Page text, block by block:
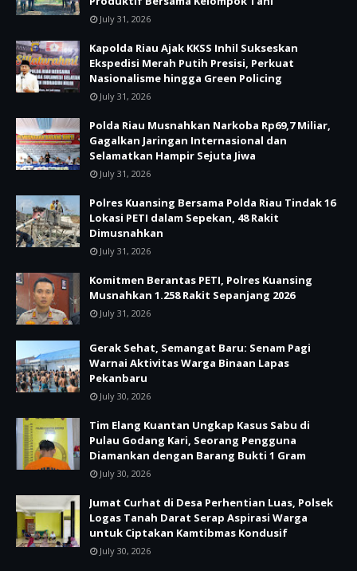
July 31, 2026
Kapolda Riau Ajak KKSS Inhil Sukseskan
Ekspedisi Merah Putih Presisi, Perkuat
Nasionalisme hingga Green Policing
July 31, 2026
Polda Riau Musnahkan Narkoba Rp69,7 Miliar,
Gagalkan Jaringan Internasional dan
Selamatkan Hampir Sejuta Jiwa
July 31, 2026
Polres Kuansing Bersama Polda Riau Tindak 16
Lokasi PETI dalam Sepekan, 48 Rakit
Dimusnahkan
July 31, 2026
Komitmen Berantas PETI, Polres Kuansing
Musnahkan 1.258 Rakit Sepanjang 2026
July 31, 2026
Gerak Sehat, Semangat Baru: Senam Pagi
Warnai Aktivitas Warga Binaan Lapas
Pekanbaru
July 30, 2026
Tim Elang Kuantan Ungkap Kasus Sabu di
Pulau Godang Kari, Seorang Pengguna
Diamankan dengan Barang Bukti 1 Gram
July 30, 2026
Jumat Curhat di Desa Perhentian Luas, Polsek
Logas Tanah Darat Serap Aspirasi Warga
untuk Ciptakan Kamtibmas Kondusif
July 30, 2026